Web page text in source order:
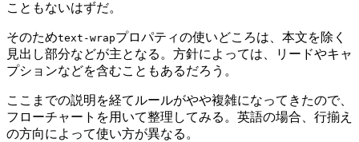
こともないはずだ。
そのためtext-wrapプロパティの使いどころは、本文を除く
見出し部分などが主となる。方針によっては、リードやキャ
プションなどを含むこともあるだろう。
ここまでの説明を経てルールがやや複雑になってきたので、
フローチャートを用いて整理してみる。英語の場合、行揃え
の方向によって使い方が異なる。